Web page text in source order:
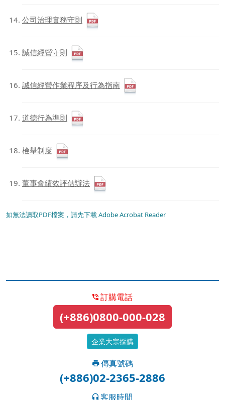
公司治理實務守則
誠信經營守則
誠信經營作業程序及行為指南
道德行為準則
檢舉制度
董事會績效評估辦法
如無法讀取PDF檔案，請先下載 Adobe Acrobat Reader
訂購電話
(+886)0800-000-028
企業大宗採購
傳真號碼
(+886)02-2365-2886
客服時間